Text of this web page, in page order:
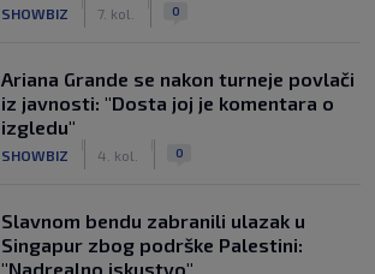
SHOWBIZ 7. kol. 0
Ariana Grande se nakon turneje povlači
iz javnosti: "Dosta joj je komentara o
izgledu"
SHOWBIZ 4. kol. 0
Slavnom bendu zabranili ulazak u
Singapur zbog podrške Palestini:
"Nadrealno iskustvo"